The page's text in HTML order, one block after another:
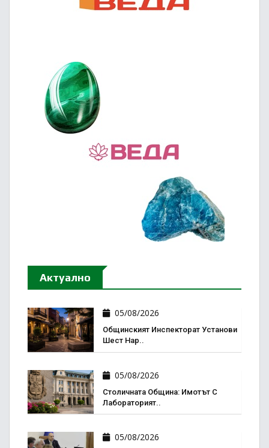
Актуално
05/08/2026
Общинският Инспекторат Установи
Шест Нар..
05/08/2026
Столичната Община: Имотът С
Лабораторият..
05/08/2026